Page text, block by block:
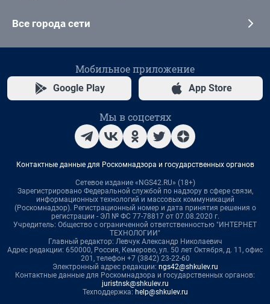
Все города сети
Мобильное приложение
Google Play App Store
Мы в соцсетях
Контактные данные для Роскомнадзора и государственных органов
Сетевое издание «NGS42.RU» (18+)
Зарегистрировано Федеральной службой по надзору в сфере связи,
информационных технологий и массовых коммуникаций
(Роскомнадзор). Регистрационный номер и дата принятия решения о
регистрации - ЭЛ № ФС 77-78817 от 07.08.2020 г.
Учредитель: Общество с ограниченной ответственностью "ИНТЕРНЕТ
ТЕХНОЛОГИИ"
Главный редактор: Левчук Александр Николаевич
Адрес редакции: 650000, Россия, Кемерово, ул. 50 лет Октября, д. 11, офис
201, телефон +7 (3842) 23-22-60
Электронный адрес редакции: ngs42@shkulev.ru
Контактные данные для Роскомнадзора и государственных органов:
juristnsk@shkulev.ru
Техподдержка: help@shkulev.ru